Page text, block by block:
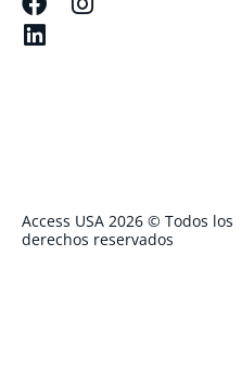
Access USA 2026 © Todos los
derechos reservados